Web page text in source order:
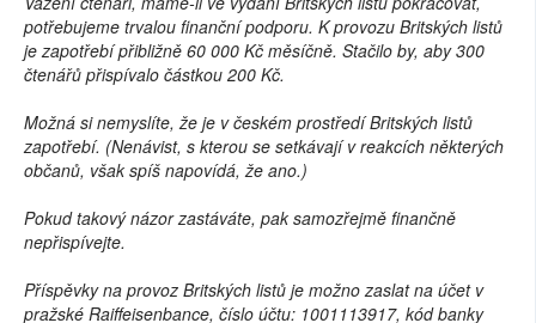
potřebujeme trvalou finanční podporu. K provozu Britských listů
je zapotřebí přibližně 60 000 Kč měsíčně. Stačilo by, aby 300
čtenářů přispívalo částkou 200 Kč.
Možná si nemyslíte, že je v českém prostředí Britských listů
zapotřebí. (Nenávist, s kterou se setkávají v reakcích některých
občanů, však spíš napovídá, že ano.)
Pokud takový názor zastáváte, pak samozřejmě finančně
nepřispívejte.
Příspěvky na provoz Britských listů je možno zaslat na účet v
pražské Raiffeisenbance, číslo účtu: 1001113917, kód banky